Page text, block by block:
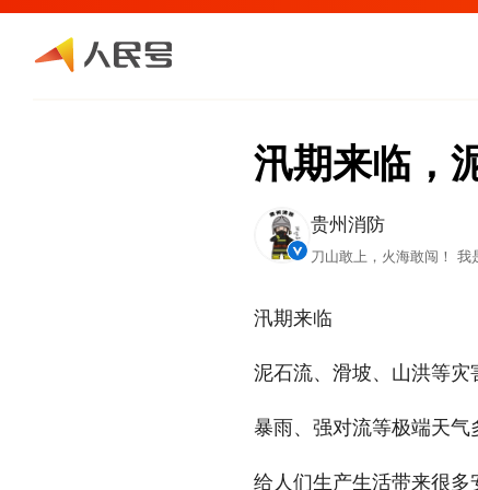
汛期来临，
贵州消防
刀山敢上，火海敢闯！ 我
汛期来临
泥石流、滑坡、山洪等灾
暴雨、强对流等极端天气
给人们生产生活带来很多